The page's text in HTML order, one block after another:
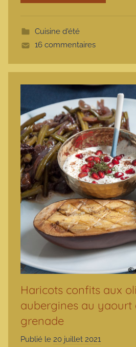
Cuisine d'été
16 commentaires
Haricots confits aux
aubergines au yaourt
grenade
Publié le 20 juillet 2021